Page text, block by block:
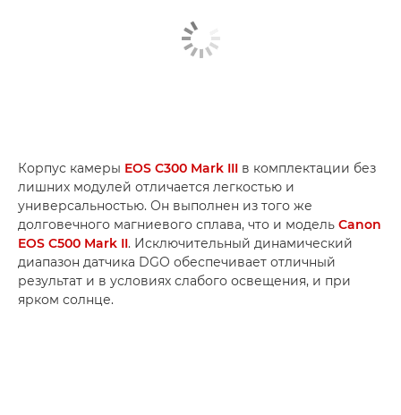
Корпус камеры EOS C300 Mark III в комплектации без
лишних модулей отличается легкостью и
универсальностью. Он выполнен из того же
долговечного магниевого сплава, что и модель Canon
EOS C500 Mark II. Исключительный динамический
диапазон датчика DGO обеспечивает отличный
результат и в условиях слабого освещения, и при
ярком солнце.